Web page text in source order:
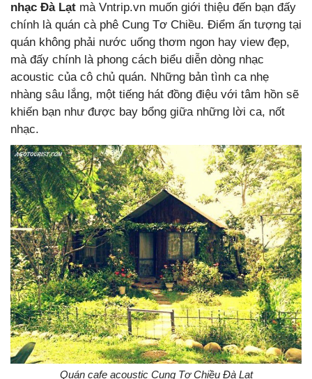
nhạc Đà Lạt mà Vntrip.vn muốn giới thiệu đến bạn đấy
chính là quán cà phê Cung Tơ Chiều. Điểm ấn tượng tại
quán không phải nước uống thơm ngon hay view đẹp,
mà đấy chính là phong cách biểu diễn dòng nhạc
acoustic của cô chủ quán. Những bản tình ca nhẹ
nhàng sâu lắng, một tiếng hát đồng điệu với tâm hồn sẽ
khiến bạn như được bay bổng giữa những lời ca, nốt
nhạc.
Quán cafe acoustic Cung Tơ Chiều Đà Lạt